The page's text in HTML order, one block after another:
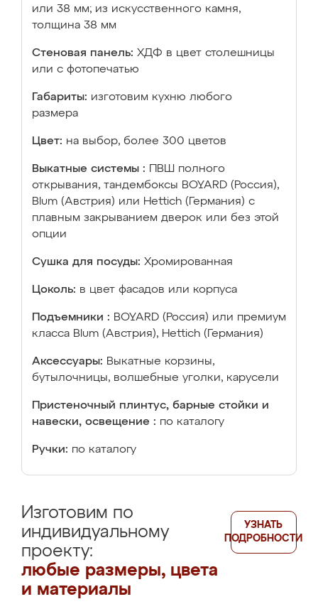
или 38 мм; из искусственного камня,
толщина 38 мм
Стеновая панель: ХДФ в цвет столешницы
или с фотопечатью
Габариты: изготовим кухню любого
размера
Цвет: на выбор, более 300 цветов
Выкатные системы :
ПВШ полного
открывания, тандембоксы BOYARD (Россия),
Blum (Австрия) или Hettich (Германия) с
плавным закрыванием дверок или без этой
опции
Сушка для посуды: Хромированная
Цоколь: в цвет фасадов или корпуса
Подъемники : BOYARD (Россия) или премиум
класса Blum (Австрия), Hettich (Германия)
Аксессуары: Выкатные корзины,
бутылочницы, волшебные уголки, карусели
Пристеночный плинтус, барные стойки и
навески, освещение : по каталогу
Ручки: по каталогу
Изготовим по
индивидуальному
проекту:
любые размеры, цвета
и материалы
УЗНАТЬ
ПОДРОБНОСТИ